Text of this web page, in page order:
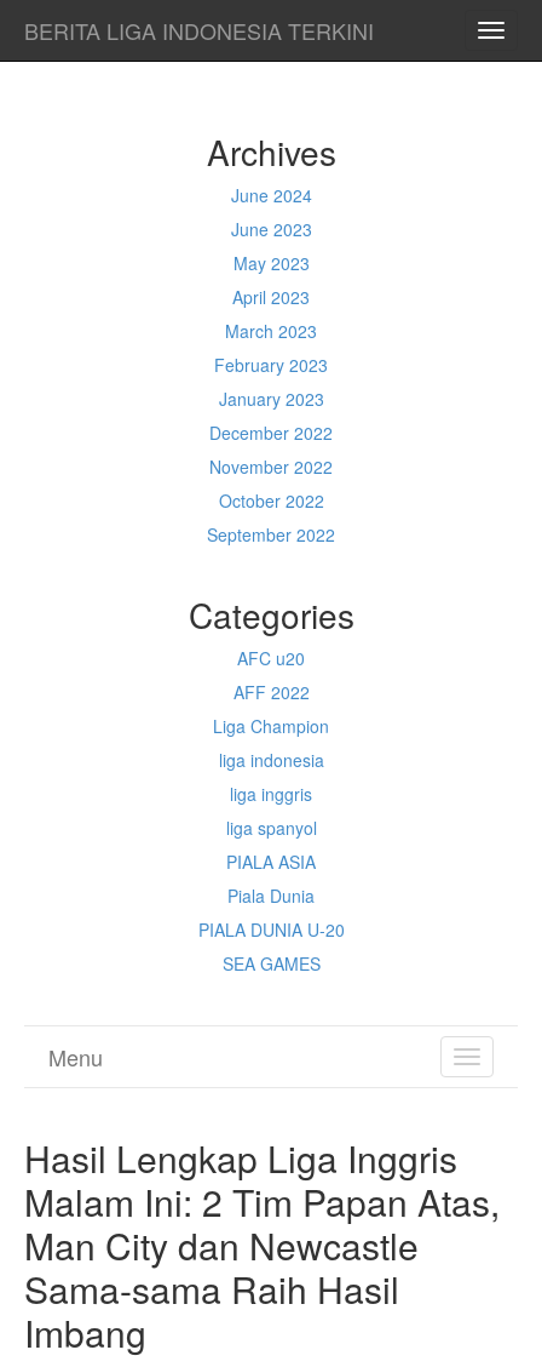
BERITA LIGA INDONESIA TERKINI
Archives
June 2024
June 2023
May 2023
April 2023
March 2023
February 2023
January 2023
December 2022
November 2022
October 2022
September 2022
Categories
AFC u20
AFF 2022
Liga Champion
liga indonesia
liga inggris
liga spanyol
PIALA ASIA
Piala Dunia
PIALA DUNIA U-20
SEA GAMES
TOGGLE
Menu
Hasil Lengkap Liga Inggris
Malam Ini: 2 Tim Papan Atas,
Man City dan Newcastle
Sama-sama Raih Hasil
Imbang